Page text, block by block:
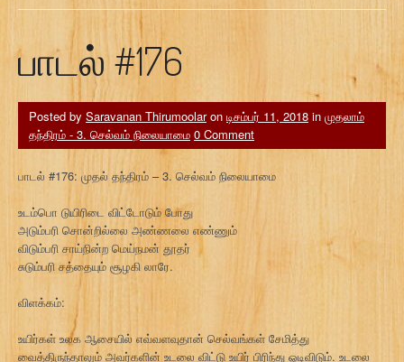
பாடல் #176
Posted by Saravanan Thirumoolaron டிசம்பர் 11, 2018 in முதலாம்
தந்திரம் - 3. செல்வம் நிலையாமை 0 Comment
பாடல் #176: முதல் தந்திரம் – 3. செல்வம் நிலையாமை
உடம்பொ டுயிரிடை விட்டோடும் போது
அடும்பரி சொன்றில்லை அண்ணலை எண்ணும்
விடும்பரி சாய்நின்ற மெய்நமன் தூதர்
சுடும்பரி சத்தையும் சூழகி லாரே.
விளக்கம்:
உயிர்கள் உலக ஆசையில் எவ்வளவுதான் செல்வங்கள் சேமித்து
வைத்திருந்தாலும் அவர்களின் உடலை விட்டு உயிர் பிரிந்து ஓடிவிடும். உடலை